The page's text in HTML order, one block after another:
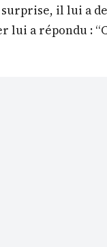
il lui a
a répondu :